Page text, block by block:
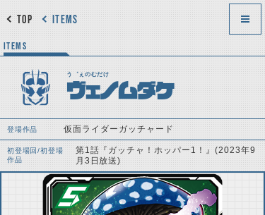
ITEMS
TOP
ITEMS
う゛ぇのむだけ
ヴェノムダケ
登場作品 仮面ライダーガッチャード
初登場回/初登場
作品
第1話『ガッチャ！ホッパー1！』(2023年9
月3日放送)